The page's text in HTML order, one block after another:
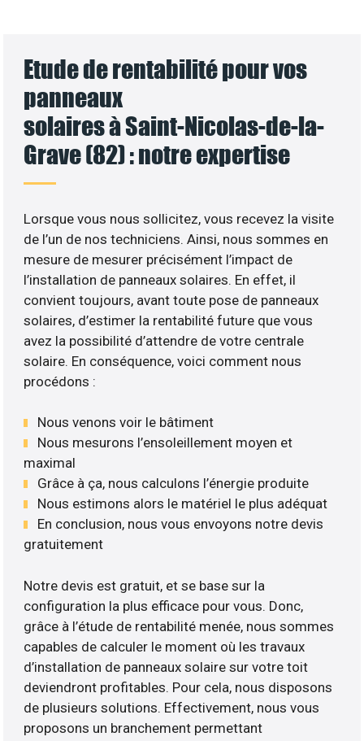
Etude de rentabilité pour vos
panneaux
solaires à Saint-Nicolas-de-la-
Grave (82) : notre expertise
Lorsque vous nous sollicitez, vous recevez la visite
de l’un de nos techniciens. Ainsi, nous sommes en
mesure de mesurer précisément l’impact de
l’installation de panneaux solaires. En effet, il
convient toujours, avant toute pose de panneaux
solaires, d’estimer la rentabilité future que vous
avez la possibilité d’attendre de votre centrale
solaire. En conséquence, voici comment nous
procédons :
Nous venons voir le bâtiment
Nous mesurons l’ensoleillement moyen et
maximal
Grâce à ça, nous calculons l’énergie produite
Nous estimons alors le matériel le plus adéquat
En conclusion, nous vous envoyons notre devis
gratuitement
Notre devis est gratuit, et se base sur la
configuration la plus efficace pour vous. Donc,
grâce à l’étude de rentabilité menée, nous sommes
capables de calculer le moment où les travaux
d’installation de panneaux solaire sur votre toit
deviendront profitables. Pour cela, nous disposons
de plusieurs solutions. Effectivement, nous vous
proposons un branchement permettant